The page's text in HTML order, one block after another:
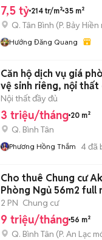
7,5 tỷ 214 tr/m² 35 m²
Q. Tân Bình (P. Bảy Hiền
Hướng Đăng Quang
Căn hộ dịch vụ giá
vệ sinh riêng, nội thất
Nội thất đầy đủ
3 triệu/tháng 20 m²
Q. Bình Tân
Phương Hồng Thắm 4đã
Cho thuê Chung cư
Phòng Ngủ 56m2 full
keng
2 PN Chung cư
9 triệu/tháng 56 m²
Q. Bình Tân (P. An Lạc